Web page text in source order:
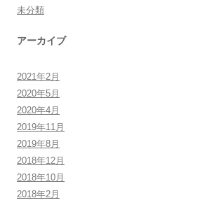
未分類
アーカイブ
2021年2月
2020年5月
2020年4月
2019年11月
2019年8月
2018年12月
2018年10月
2018年2月